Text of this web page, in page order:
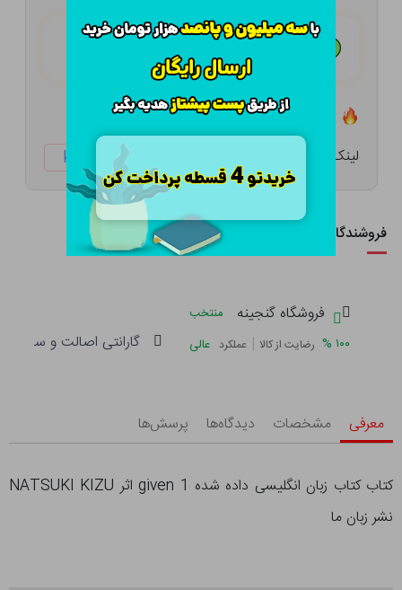
هـر قسط با تــرب‌پــی:۳۹,۵۰۰ تومان
لینک کوتاه: ketabtala.com/sbp-33232
فروشندگان این کالا
فروشگاه گنجینه
منتخب
۱۰۰ % رضایت از کالا | عملکرد عالی گارانتی اصالت و سلامت
معرفی مشخصات دیدگاه‌ها پرسش‌ها
کتاب کتاب زبان انگلیسی داده شده given 1 اثر NATSUKI KIZU
نشر زبان ما